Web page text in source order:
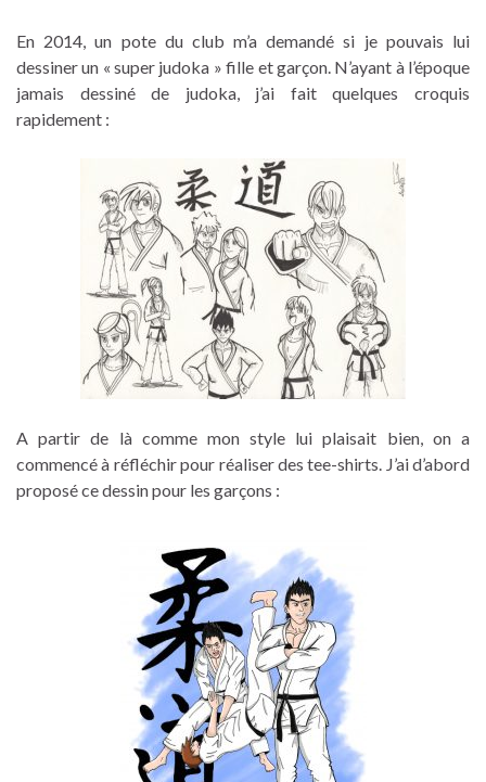
En 2014, un pote du club m’a demandé si je pouvais lui
dessiner un « super judoka » fille et garçon. N’ayant à l’époque
jamais dessiné de judoka, j’ai fait quelques croquis
rapidement :
A partir de là comme mon style lui plaisait bien, on a
commencé à réfléchir pour réaliser des tee-shirts. J’ai d’abord
proposé ce dessin pour les garçons :